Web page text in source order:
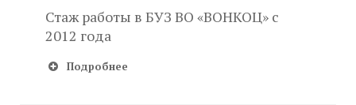
Стаж работы в БУЗ ВО «ВОНКОЦ» с
2012 года
Подробнее